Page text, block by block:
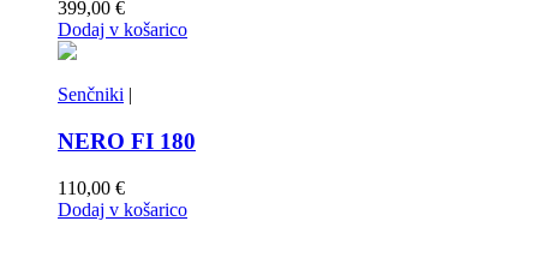
399,00 €
Dodaj v košarico
Senčniki |
NERO FI 180
110,00 €
Dodaj v košarico